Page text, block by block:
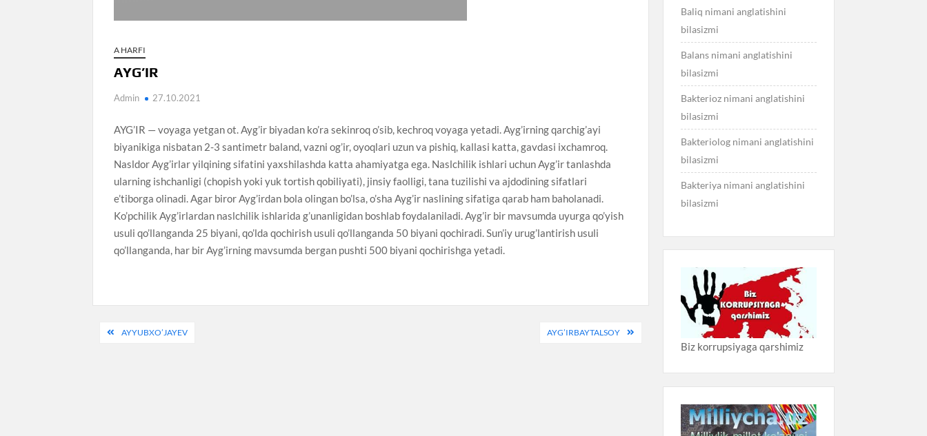
A HARFI
AYG’IR
Admin 27.10.2021
AYG’IR — voyaga yetgan ot. Ayg’ir biyadan ko’ra sekinroq o’sib, kechroq voyaga yetadi. Ayg’irning qarchig’ayi
biyanikiga nisbatan 2-3 santimetr baland, vazni og’ir, oyoqlari uzun va pishiq, kallasi katta, gavdasi ixchamroq.
Nasldor Ayg’irlar yilqining sifatini yaxshilashda katta ahamiyatga ega. Naslchilik ishlari uchun Ayg’ir tanlashda
ularning ishchanligi (chopish yoki yuk tortish qobiliyati), jinsiy faolligi, tana tuzilishi va ajdodining sifatlari
e’tiborga olinadi. Agar biror Ayg’irdan bola olingan bo’lsa, o’sha Ayg’ir naslining sifatiga qarab ham baholanadi.
Ko’pchilik Ayg’irlardan naslchilik ishlarida g’unanligidan boshlab foydalaniladi. Ayg’ir bir mavsumda uyurga qo’yish
usuli qo’llanganda 25 biyani, qo’lda qochirish usuli qo’llanganda 50 biyani qochiradi. Sun’iy urug’lantirish usuli
qo’llanganda, har bir Ayg’irning mavsumda bergan pushti 500 biyani qochirishga yetadi.
PostAYYUBXO’JAYEV AYG’IRBAYTALSOY
Baliq nimani anglatishini
bilasizmi
Balans nimani anglatishini
bilasizmi
Bakterioz nimani anglatishini
bilasizmi
Bakteriolog nimani anglatishini
bilasizmi
Bakteriya nimani anglatishini
bilasizmi
Biz korrupsiyaga qarshimiz